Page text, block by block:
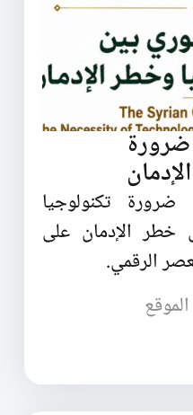
تكنولوجيا
خطر الإدمان على
الرقمي.